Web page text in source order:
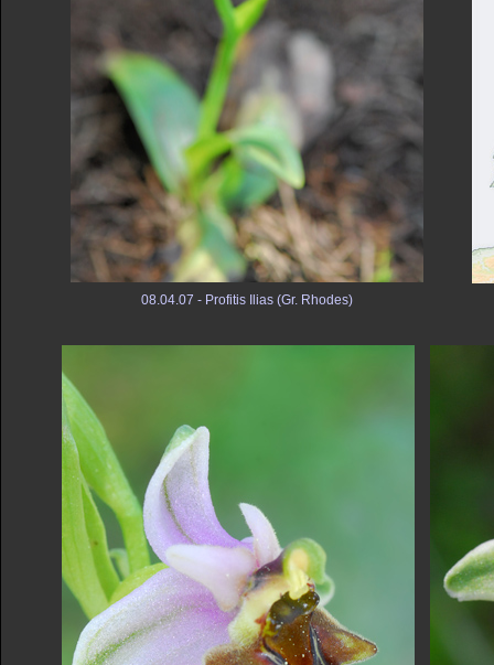
08.04.07 - Profitis Ilias (Gr. Rhodes)